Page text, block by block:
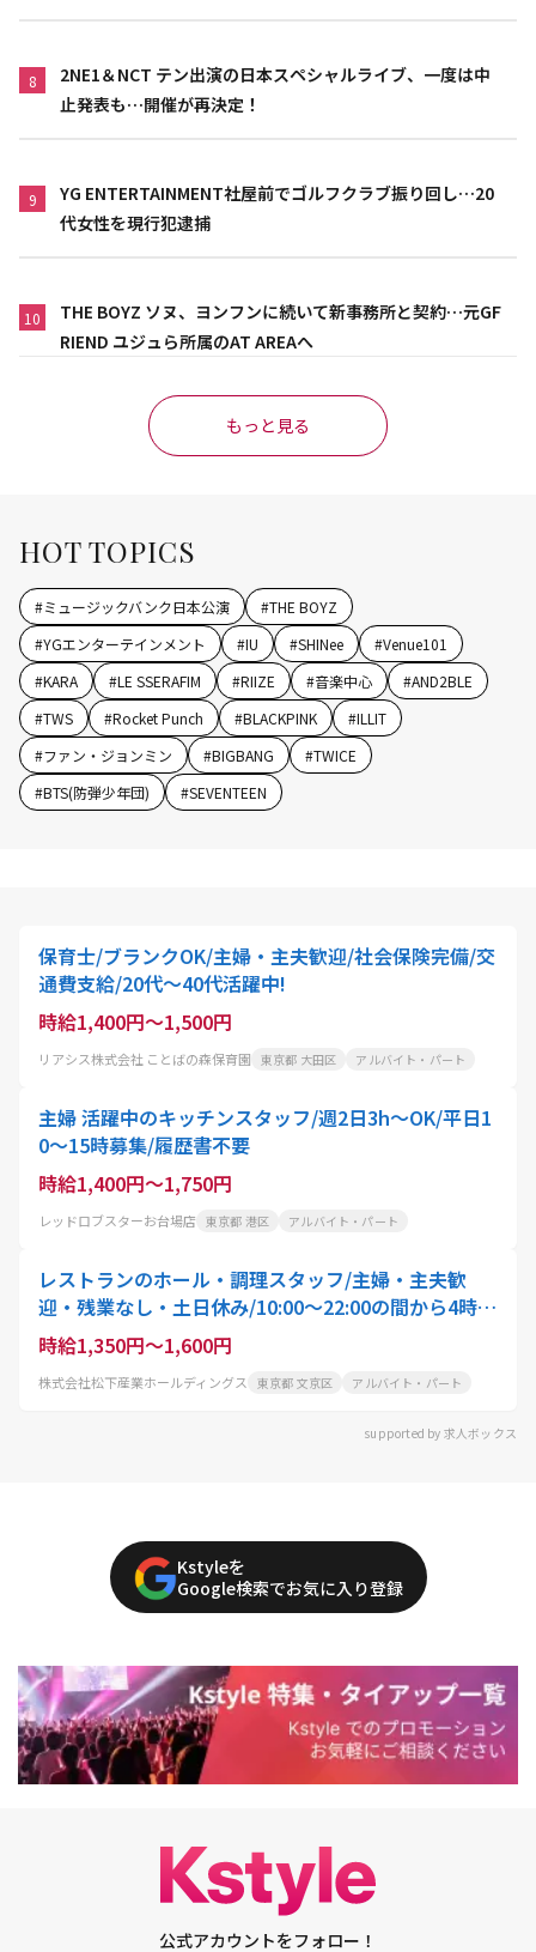
8
2NE1＆NCT テン出演の日本スペシャルライブ、一度は中
止発表も…開催が再決定！
9
YG ENTERTAINMENT社屋前でゴルフクラブ振り回し…20
代女性を現行犯逮捕
10
THE BOYZ ソヌ、ヨンフンに続いて新事務所と契約…元GF
RIEND ユジュら所属のAT AREAへ
もっと見る
HOT TOPICS
#ミュージックバンク日本公演 #THE BOYZ
#YGエンターテインメント #IU #SHINee #Venue101
#KARA #LE SSERAFIM #RIIZE #音楽中心 #AND2BLE
#TWS #Rocket Punch #BLACKPINK #ILLIT
#ファン・ジョンミン #BIGBANG #TWICE
#BTS(防弾少年団) #SEVENTEEN
保育士/ブランクOK/主婦・主夫歓迎/社会保険完備/交
通費支給/20代～40代活躍中!
時給1,400円～1,500円
リアシス株式会社 ことばの森保育園 東京都 大田区 アルバイト・パート
主婦 活躍中のキッチンスタッフ/週2日3h〜OK/平日1
0〜15時募集/履歴書不要
時給1,400円～1,750円
レッドロブスターお台場店 東京都 港区 アルバイト・パート
レストランのホール・調理スタッフ/主婦・主夫歓
迎・残業なし・土日休み/10:00〜22:00の間から4時
間〜就業可能/スタッフ・アクティオ
時給1,350円～1,600円
株式会社松下産業ホールディングス 東京都 文京区 アルバイト・パート
supported by 求人ボックス
Kstyleを
Google検索でお気に入り登録
公式アカウントをフォロー！